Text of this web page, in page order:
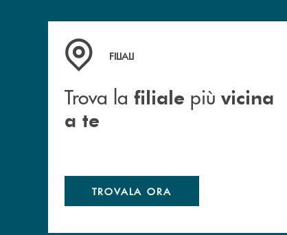
Trova la filiale più vicina a te
FILIALI
Trova la filiale più vicina
a te
TROVALA ORA